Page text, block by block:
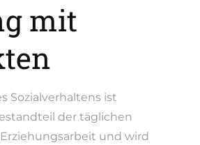
mit
Sozialverhaltens ist
der täglichen
und wird